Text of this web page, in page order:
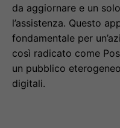
da aggiornare e un
l’assistenza. Questo
fondamentale per
così radicato come
un pubblico
digitali.